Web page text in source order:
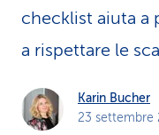
checklist aiuta a
a rispettare le
Karin Bucher
23 settembre